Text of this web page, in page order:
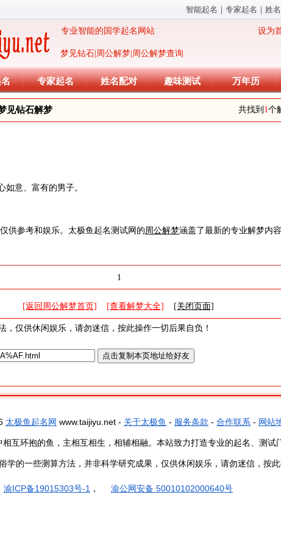
智能起名 ｜ 专家起名 ｜ 姓
梦见钻石|周公解梦|周公解梦查询
专业智能的国学起名网站 设为
专家起名 姓名配对 趣味测试 万年历
共找到 1个
见钻石解梦
意、富有的男子。
供参考和娱乐。太极鱼起名测试网的周公解梦涵盖了最新的专业解梦内
1
[返回周公解梦首页] [查看解梦大全] [关闭页面]
仅供休闲娱乐，请勿迷信，按此操作一切后果自负！
太极鱼起名网 www.taijiyu.net - 关于太极鱼 - 服务条款 - 合作联系 - 网站
互环抱的鱼，主相互相生，相辅相融。本站致力打造专业的起名、测试
学的一些测算方法，并非科学研究成果，仅供休闲娱乐，请勿迷信，按此
渝ICP备19015303号-1 ， 渝公网安备 50010102000640号